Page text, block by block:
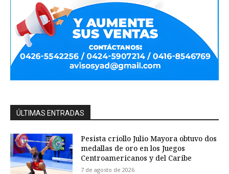
ÚLTIMAS ENTRADAS
Pesista criollo Julio Mayora obtuvo dos
medallas de oro en los Juegos
Centroamericanos y del Caribe
7 de agosto de 2026